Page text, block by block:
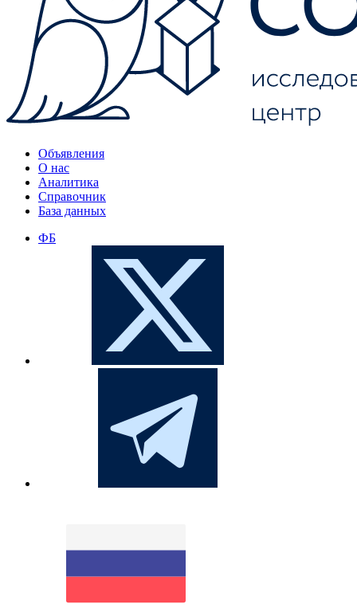
Объявления
О нас
Аналитика
Справочник
База данных
ФБ